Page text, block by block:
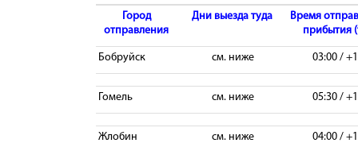
Город
отправления
Дни выезда туда
Время
прибытия
Бобруйск см. ниже 03:00 /
Гомель см. ниже 05:30 /
Жлобин см. ниже 04:00 /